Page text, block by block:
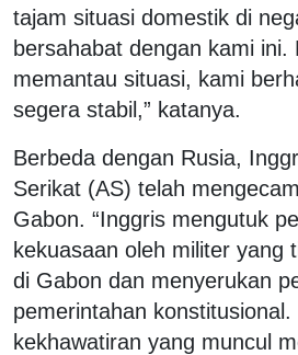
tajam situasi domestik di
bersahabat dengan kami ini.
memantau situasi, kami
segera stabil,” katanya.
Berbeda dengan Rusia,
Serikat (AS) telah
Gabon. “Inggris mengutuk
kekuasaan oleh militer yang
di Gabon dan menyerukan
pemerintahan
kekhawatiran yang muncul